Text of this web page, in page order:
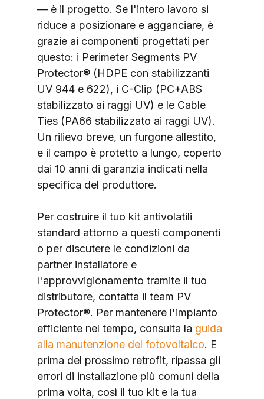
— è il progetto. Se l'intero lavoro si
riduce a posizionare e agganciare, è
grazie ai componenti progettati per
questo: i Perimeter Segments PV
Protector® (HDPE con stabilizzanti
UV 944 e 622), i C-Clip (PC+ABS
stabilizzato ai raggi UV) e le Cable
Ties (PA66 stabilizzato ai raggi UV).
Un rilievo breve, un furgone allestito,
e il campo è protetto a lungo, coperto
dai 10 anni di garanzia indicati nella
specifica del produttore.
Per costruire il tuo kit antivolatili
standard attorno a questi componenti
o per discutere le condizioni da
partner installatore e
l'approvvigionamento tramite il tuo
distributore, contatta il team PV
Protector®. Per mantenere l'impianto
efficiente nel tempo, consulta la guida
alla manutenzione del fotovoltaico. E
prima del prossimo retrofit, ripassa gli
errori di installazione più comuni della
prima volta, così il tuo kit e la tua